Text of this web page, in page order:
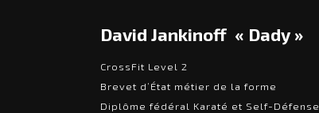
David Jankinoff « Dady »
CrossFit Level 2
Brevet d’État métier de la forme
Diplôme fédéral Karaté et Self-Défense